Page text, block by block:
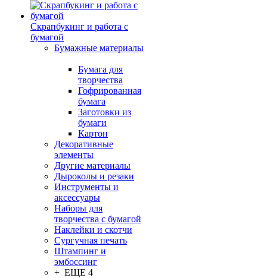
Скрапбукинг и работа с
бумагой
Бумажные материалы
Бумага для
творчества
Гофрированная
бумага
Заготовки из
бумаги
Картон
Декоративные
элементы
Другие материалы
Дыроколы и резаки
Инструменты и
аксессуары
Наборы для
творчества с бумагой
Наклейки и скотчи
Сургучная печать
Штампинг и
эмбоссинг
+ ЕЩЕ 4